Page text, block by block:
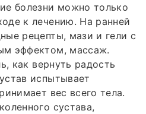
болезни можно только
к лечению. На ранней
рецепты, мази и гели с
эффектом, массаж.
как вернуть радость
испытывает
вес всего тела.
сустава,